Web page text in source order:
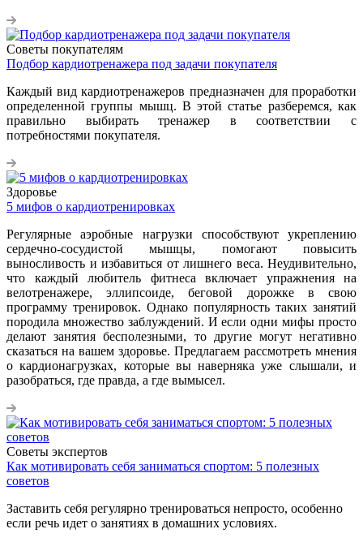
Советы покупателям
Подбор кардиотренажера под задачи покупателя
Каждый вид кардиотренажеров предназначен для проработки
определенной группы мышц. В этой статье разберемся, как
правильно выбирать тренажер в соответствии с
потребностями покупателя.
Здоровье
5 мифов о кардиотренировках
Регулярные аэробные нагрузки способствуют укреплению
сердечно-сосудистой мышцы, помогают повысить
выносливость и избавиться от лишнего веса. Неудивительно,
что каждый любитель фитнеса включает упражнения на
велотренажере, эллипсоиде, беговой дорожке в свою
программу тренировок. Однако популярность таких занятий
породила множество заблуждений. И если одни мифы просто
делают занятия бесполезными, то другие могут негативно
сказаться на вашем здоровье. Предлагаем рассмотреть мнения
о кардионагрузках, которые вы наверняка уже слышали, и
разобраться, где правда, а где вымысел.
Советы экспертов
Как мотивировать себя заниматься спортом: 5 полезных
советов
Заставить себя регулярно тренироваться непросто, особенно
если речь идет о занятиях в домашних условиях.